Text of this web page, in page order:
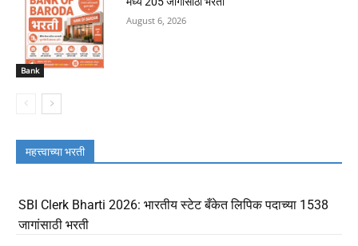
Bank
August 6, 2026
महत्त्वाच्या भरती
SBI Clerk Bharti 2026: भारतीय स्टेट बँकेत लिपिक पदाच्या 1538
जागांसाठी भरती